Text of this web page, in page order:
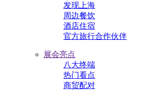
发现上海
周边餐饮
酒店住宿
官方旅行合作伙伴
展会亮点
八大终端
热门看点
商贸配对